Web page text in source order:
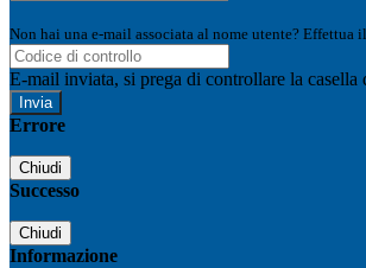
Non hai una e-mail associata al nome utente? Effettua
E-mail inviata, si prega di controllare la casella
Errore
Chiudi
Successo
Chiudi
Informazione